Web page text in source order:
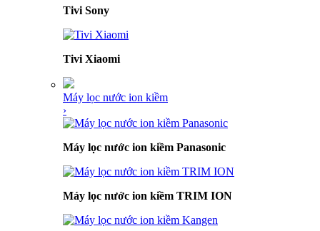
Tivi Sony
Tivi Xiaomi
Máy lọc nước ion kiềm
›
Máy lọc nước ion kiềm Panasonic
Máy lọc nước ion kiềm TRIM ION